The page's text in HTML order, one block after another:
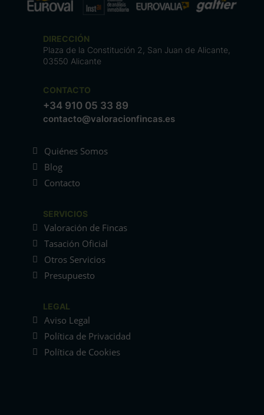
DIRECCIÓN
Plaza de la Constitución 2, San Juan de Alicante,
03550 Alicante
CONTACTO
+34 910 05 33 89
contacto@valoracionfincas.es
Quiénes Somos
Blog
Contacto
SERVICIOS
Valoración de Fincas
Tasación Oficial
Otros Servicios
Presupuesto
LEGAL
Aviso Legal
Política de Privacidad
Política de Cookies